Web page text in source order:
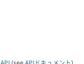
API (see APIドキュメント).